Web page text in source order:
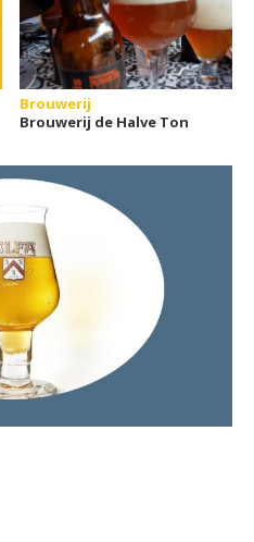
Brouwerij
Brouwerij de Halve Ton